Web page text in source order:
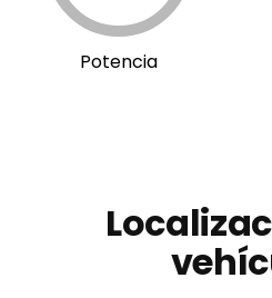
Potencia